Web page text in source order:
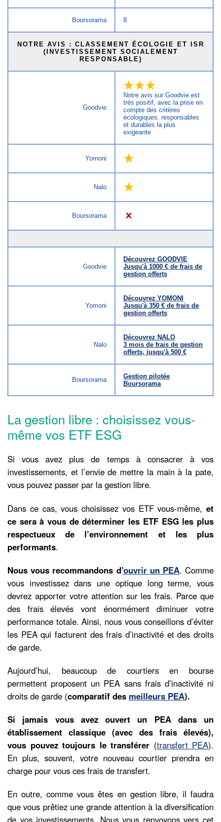
Boursorama 8
NOTRE AVIS : CLASSEMENT ÉCOLOGIE ET ISR
(INVESTISSEMENT SOCIALEMENT
RESPONSABLE)
Goodvie
Notre avis sur Goodvie est
très positif, avec la prise en
compte des critères
écologiques, responsables
et durables la plus
exigeante
Yomoni
Nalo
Boursorama
Goodvie
Découvrez GOODVIE
Jusqu'à 1000 € de frais de
gestion offerts
Yomoni
Découvrez YOMONI
Jusqu'à 350 € de frais de
gestion offerts
Nalo
Découvrez NALO
3 mois de frais de gestion
offerts, jusqu'à 500 €
Boursorama
Gestion pilotée
Boursorama
La gestion libre : choisissez vous-
même vos ETF ESG
Si vous avez plus de temps à consacrer à vos
investissements, et l’envie de mettre la main à la pate,
vous pouvez passer par la gestion libre.
Dans ce cas, vous choisissez vos ETF vous-même, et
ce sera à vous de déterminer les ETF ESG les plus
respectueux de l’environnement et les plus
performants.
Nous vous recommandons d’ouvrir un PEA. Comme
vous investissez dans une optique long terme, vous
devrez apporter votre attention sur les frais. Parce que
des frais élevés vont énormément diminuer votre
performance totale. Ainsi, nous vous conseillons d’éviter
les PEA qui facturent des frais d’inactivité et des droits
de garde.
Aujourd’hui, beaucoup de courtiers en bourse
permettent proposent un PEA sans frais d’inactivité ni
droits de garde (comparatif des meilleurs PEA).
Si jamais vous avez ouvert un PEA dans un
établissement classique (avec des frais élevés),
vous pouvez toujours le transférer (transfert PEA).
En plus, souvent, votre nouveau courtier prendra en
charge pour vous ces frais de transfert.
En outre, comme vous êtes en gestion libre, il faudra
que vous prêtiez une grande attention à la diversification
de vos investissements. Nous vous renvoyons vers cet